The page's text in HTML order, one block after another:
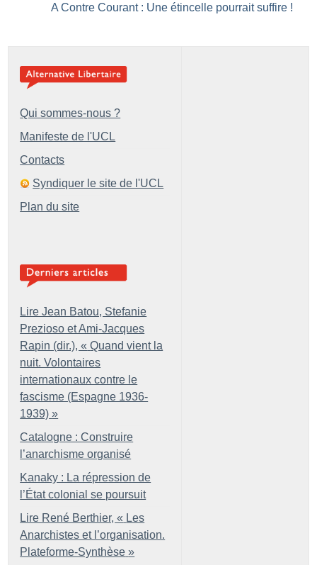
A Contre Courant : Une étincelle pourrait suffire !
Qui sommes-nous ?
Manifeste de l'UCL
Contacts
Syndiquer le site de l'UCL
Plan du site
Lire Jean Batou, Stefanie
Prezioso et Ami-Jacques
Rapin (dir.), « Quand vient la
nuit. Volontaires
internationaux contre le
fascisme (Espagne 1936-
1939) »
Catalogne : Construire
l’anarchisme organisé
Kanaky : La répression de
l’État colonial se poursuit
Lire René Berthier, « Les
Anarchistes et l’organisation.
Plateforme-Synthèse »